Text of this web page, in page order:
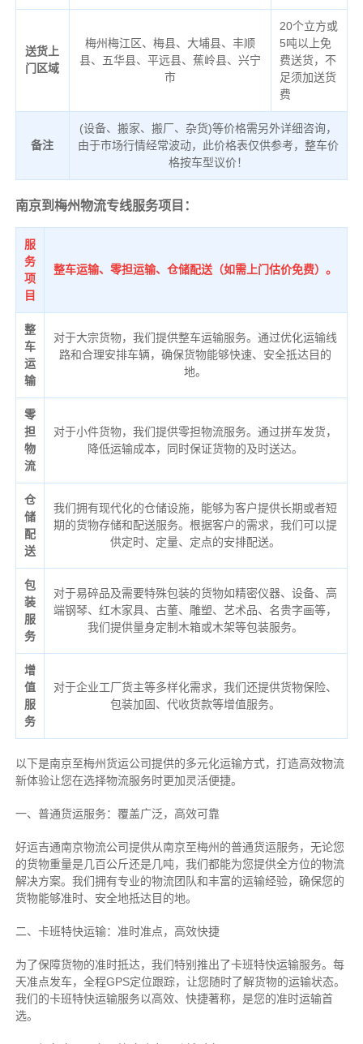
送货上
门区域
梅州梅江区、梅县、大埔县、丰顺
县、五华县、平远县、蕉岭县、兴宁
市
20个立方或
5吨以上免
费送货，不
足须加送货
费
备注
(设备、搬家、搬厂、杂货)等价格需另外详细咨询，
由于市场行情经常波动，此价格表仅供参考，整车价
格按车型议价！
南京到梅州物流专线服务项目：
服
务
项
目
整车运输、零担运输、仓储配送（如需上门估价免费）。
整
车
运
输
对于大宗货物，我们提供整车运输服务。通过优化运输线
路和合理安排车辆，确保货物能够快速、安全抵达目的
地。
零
担
物
流
对于小件货物，我们提供零担物流服务。通过拼车发货，
降低运输成本，同时保证货物的及时送达。
仓
储
配
送
我们拥有现代化的仓储设施，能够为客户提供长期或者短
期的货物存储和配送服务。根据客户的需求，我们可以提
供定时、定量、定点的安排配送。
包
装
服
务
对于易碎品及需要特殊包装的货物如精密仪器、设备、高
端钢琴、红木家具、古董、雕塑、艺术品、名贵字画等，
我们提供量身定制木箱或木架等包装服务。
增
值
服
务
对于企业工厂货主等多样化需求，我们还提供货物保险、
包装加固、代收货款等增值服务。
以下是南京至梅州货运公司提供的多元化运输方式，打造高效物流
新体验让您在选择物流服务时更加灵活便捷。
一、普通货运服务：覆盖广泛，高效可靠
好运吉通南京物流公司提供从南京至梅州的普通货运服务，无论您
的货物重量是几百公斤还是几吨，我们都能为您提供全方位的物流
解决方案。我们拥有专业的物流团队和丰富的运输经验，确保您的
货物能够准时、安全地抵达目的地。
二、卡班特快运输：准时准点，高效快捷
为了保障货物的准时抵达，我们特别推出了卡班特快运输服务。每
天准点发车，全程GPS定位跟踪，让您随时了解货物的运输状态。
我们的卡班特快运输服务以高效、快捷著称，是您的准时运输首
选。